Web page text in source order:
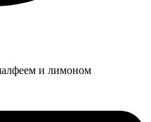
и лимоном